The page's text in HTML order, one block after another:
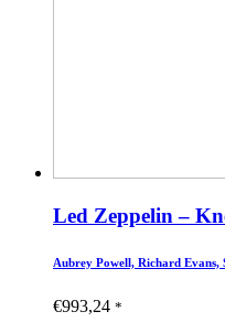
Led Zeppelin –
Aubrey Powell, Richard
€993,24 *